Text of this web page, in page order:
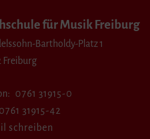
für Musik Freiburg
Bartholdy-Platz 1
Freiburg
0761 31915-0
0761 31915-42
schreiben